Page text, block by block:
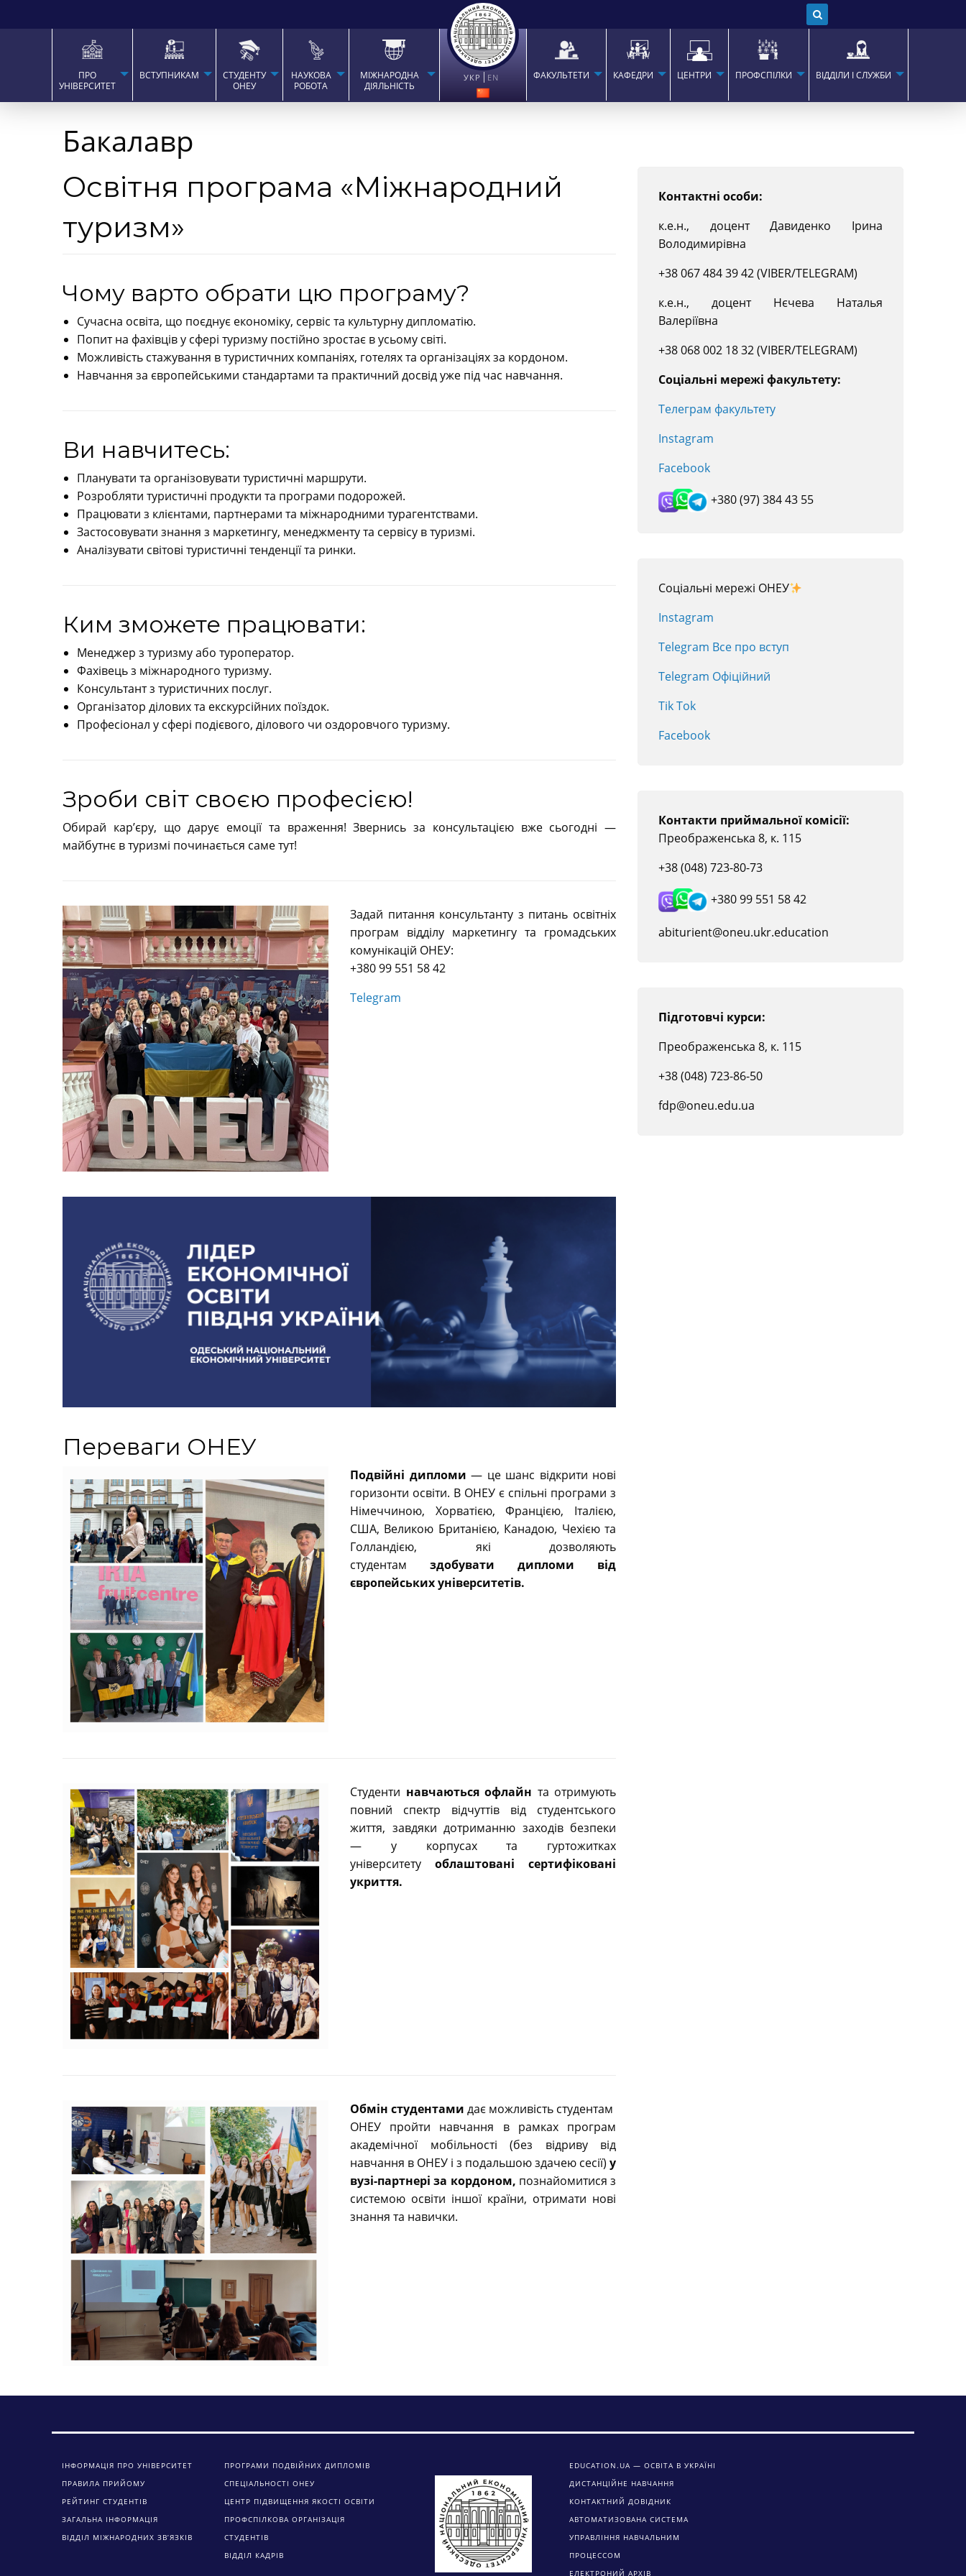
ПРО
УНІВЕРСИТЕТ
ВСТУПНИКАМ
СТУДЕНТУ
ОНЕУ
НАУКОВА
РОБОТА
МІЖНАРОДНА
ДІЯЛЬНІСТЬ
УКР EN ФАКУЛЬТЕТИ КАФЕДРИ ЦЕНТРИ ПРОФСПІЛКИ ВІДДІЛИ І СЛУЖБИ
Бакалавр
Освітня програма «Міжнародний
туризм»
Чому варто обрати цю програму?
Сучасна освіта, що поєднує економіку, сервіс та культурну дипломатію.
Попит на фахівців у сфері туризму постійно зростає в усьому світі.
Можливість стажування в туристичних компаніях, готелях та організаціях за кордоном.
Навчання за європейськими стандартами та практичний досвід уже під час навчання.
Ви навчитесь:
Планувати та організовувати туристичні маршрути.
Розробляти туристичні продукти та програми подорожей.
Працювати з клієнтами, партнерами та міжнародними турагентствами.
Застосовувати знання з маркетингу, менеджменту та сервісу в туризмі.
Аналізувати світові туристичні тенденції та ринки.
Ким зможете працювати:
Менеджер з туризму або туроператор.
Фахівець з міжнародного туризму.
Консультант з туристичних послуг.
Організатор ділових та екскурсійних поїздок.
Професіонал у сфері подієвого, ділового чи оздоровчого туризму.
Зроби світ своєю професією!
Обирай кар’єру, що дарує емоції та враження! Звернись за консультацією вже сьогодні —
майбутнє в туризмі починається саме тут!
Задай питання консультанту з питань освітніх
програм відділу маркетингу та громадських
комунікацій ОНЕУ:
+380 99 551 58 42
Telegram
Переваги ОНЕУ
Подвійні дипломи — це шанс відкрити нові
горизонти освіти. В ОНЕУ є спільні програми з
Німеччиною, Хорватією, Францією, Італією,
США, Великою Британією, Канадою, Чехією та
Голландією, які дозволяють
студентам здобувати дипломи від
європейських університетів.
Студенти навчаються офлайн та отримують
повний спектр відчуттів від студентського
життя, завдяки дотриманню заходів безпеки
— у корпусах та гуртожитках
університету облаштовані сертифіковані
укриття.
Обмін студентами дає можливість студентам
ОНЕУ пройти навчання в рамках програм
академічної мобільності (без відриву від
навчання в ОНЕУ і з подальшою здачею сесії) у
вузі-партнері за кордоном, познайомитися з
системою освіти іншої країни, отримати нові
знання та навички.
Контактні особи:
к.е.н., доцент Давиденко Ірина
Володимирівна
+38 067 484 39 42 (VIBER/TELEGRAM)
к.е.н., доцент Нєчева Наталья
Валеріївна
+38 068 002 18 32 (VIBER/TELEGRAM)
Соціальні мережі факультету:
Телеграм факультету
Instagram
Facebook
+380 (97) 384 43 55
Соціальні мережі ОНЕУ
Instagram
Telegram Все про вступ
Telegram Офіційний
Tik Tok
Facebook
Контакти приймальної комісії:
Преображенська 8, к. 115
+38 (048) 723-80-73
+380 99 551 58 42
abiturient@oneu.ukr.education
Підготовчі курси:
Преображенська 8, к. 115
+38 (048) 723-86-50
fdp@oneu.edu.ua
ІНФОРМАЦІЯ ПРО УНІВЕРСИТЕТ
ПРАВИЛА ПРИЙОМУ
РЕЙТИНГ СТУДЕНТІВ
ЗАГАЛЬНА ІНФОРМАЦІЯ
ВІДДІЛ МІЖНАРОДНИХ ЗВ’ЯЗКІВ
ПРОГРАМИ ПОДВІЙНИХ ДИПЛОМІВ
СПЕЦІАЛЬНОСТІ ОНЕУ
ЦЕНТР ПІДВИЩЕННЯ ЯКОСТІ ОСВІТИ
ПРОФСПІЛКОВА ОРГАНІЗАЦІЯ
СТУДЕНТІВ
ВІДДІЛ КАДРІВ
EDUCATION.UA — ОСВІТА В УКРАЇНІ
ДИСТАНЦІЙНЕ НАВЧАННЯ
КОНТАКТНИЙ ДОВІДНИК
АВТОМАТИЗОВАНА СИСТЕМА
УПРАВЛІННЯ НАВЧАЛЬНИМ
ПРОЦЕССОМ
ЕЛЕКТРОНИЙ АРХІВ